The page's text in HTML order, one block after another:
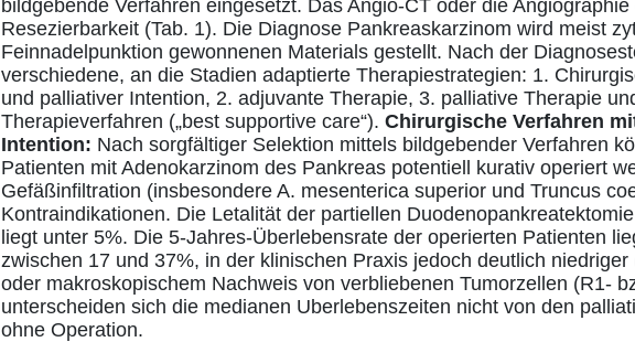
bildgebende Verfahren eingesetzt. Das Angio-CT oder die
Resezierbarkeit (Tab. 1). Die Diagnose Pankreaskarzinom wird meist
Feinnadelpunktion gewonnenen Materials gestellt. Nach der
verschiedene, an die Stadien adaptierte Therapiestrategien: 1.
und palliativer Intention, 2. adjuvante Therapie, 3. palliative Therapie
Therapieverfahren („best supportive care“). Chirurgische Verfahren
Intention: Nach sorgfältiger Selektion mittels bildgebender Verfahren
Patienten mit Adenokarzinom des Pankreas potentiell kurativ operiert
Gefäßinfiltration (insbesondere A. mesenterica superior und Truncus
Kontraindikationen. Die Letalität der partiellen
liegt unter 5%. Die 5-Jahres-Überlebensrate der operierten Patienten
zwischen 17 und 37%, in der klinischen Praxis jedoch deutlich
oder makroskopischem Nachweis von verbliebenen Tumorzellen (R1-
unterscheiden sich die medianen Uberlebenszeiten nicht von den
ohne Operation.